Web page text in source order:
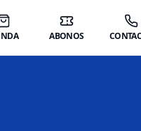
ABONOS